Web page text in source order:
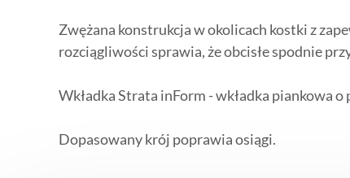
Zwężana konstrukcja w okolicach kostki z
rozciągliwości sprawia, że obcisłe spodnie
Wkładka Strata inForm - wkładka piankowa
Dopasowany krój poprawia osiągi.